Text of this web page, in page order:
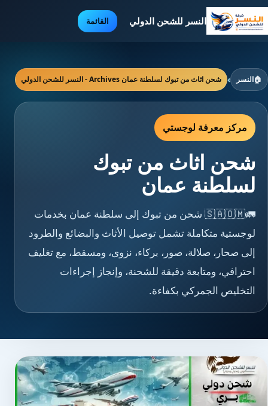
النسر للشحن الدولي القائمة
🏠النسر › شحن اثاث من تبوك لسلطنة عمان Archives - النسر للشحن الدولي
مركز معرفة لوجستي
شحن اثاث من تبوك
لسلطنة عمان
🚛🇸🇦🇴🇲 شحن من تبوك إلى سلطنة عمان بخدمات
لوجستية متكاملة تشمل توصيل الأثاث والبضائع والطرود
إلى صحار، صلالة، صور، بركاء، نزوى، ومسقط، مع تغليف
احترافي، ومتابعة دقيقة للشحنة، وإنجاز إجراءات
التخليص الجمركي بكفاءة.